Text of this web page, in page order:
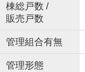
棟総戸数 /
販売戸数
管理組合有無
管理形態